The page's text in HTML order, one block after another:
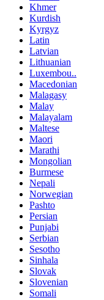
Khmer
Kurdish
Kyrgyz
Latin
Latvian
Lithuanian
Luxembou..
Macedonian
Malagasy
Malay
Malayalam
Maltese
Maori
Marathi
Mongolian
Burmese
Nepali
Norwegian
Pashto
Persian
Punjabi
Serbian
Sesotho
Sinhala
Slovak
Slovenian
Somali